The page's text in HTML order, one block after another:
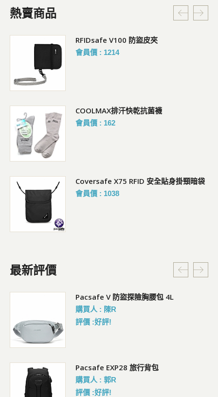
熱賣商品
RFIDsafe V100 防盜皮夾
會員價 : 1214
COOLMAX排汗快乾抗菌襪
會員價 : 162
Coversafe X75 RFID 安全貼身掛頸暗袋
會員價 : 1038
最新評價
Pacsafe V 防盜探險胸腰包 4L
購買人 : 陳R
評價 :好評!
Pacsafe EXP28 旅行背包
購買人 : 郭R
評價 :好評!